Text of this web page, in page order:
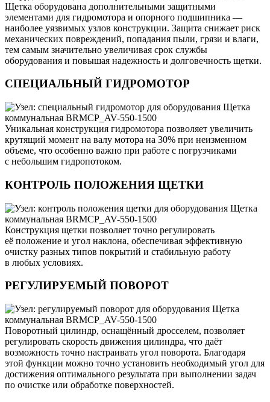
Щетка оборудована дополнительными защитными
элементами для гидромотора и опорного подшипника —
наиболее уязвимых узлов конструкции. Защита снижает риск
механических повреждений, попадания пыли, грязи и влаги,
тем самым значительно увеличивая срок службы
оборудования и повышая надежность и долговечность щетки.
СПЕЦИАЛЬНЫЙ ГИДРОМОТОР
Уникальная конструкция гидромотора позволяет увеличить
крутящий момент на валу мотора на 30% при неизменном
объеме, что особенно важно при работе с погрузчиками
с небольшим гидропотоком.
КОНТРОЛЬ ПОЛОЖЕНИЯ ЩЕТКИ
Конструкция щетки позволяет точно регулировать
её положение и угол наклона, обеспечивая эффективную
очистку разных типов покрытий и стабильную работу
в любых условиях.
РЕГУЛИРУЕМЫЙ ПОВОРОТ
Поворотный цилиндр, оснащённый дросселем, позволяет
регулировать скорость движения цилиндра, что даёт
возможность точно настраивать угол поворота. Благодаря
этой функции можно точно установить необходимый угол для
достижения оптимального результата при выполнении задач
по очистке или обработке поверхностей.